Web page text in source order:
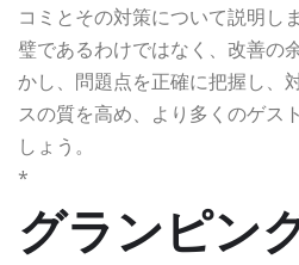
コミとその対策について説明し
璧であるわけではなく、改善の
かし、問題点を正確に把握し、
スの質を高め、より多くのゲス
しょう。
*
グランピン